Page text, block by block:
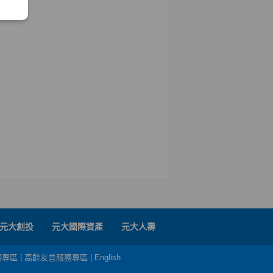
元大創投 元大國際資產 元大人壽
區 高齡友善服務專區 English